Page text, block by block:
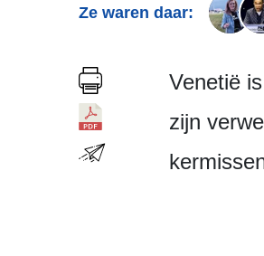
Ze waren daar:
Venetië
zijn